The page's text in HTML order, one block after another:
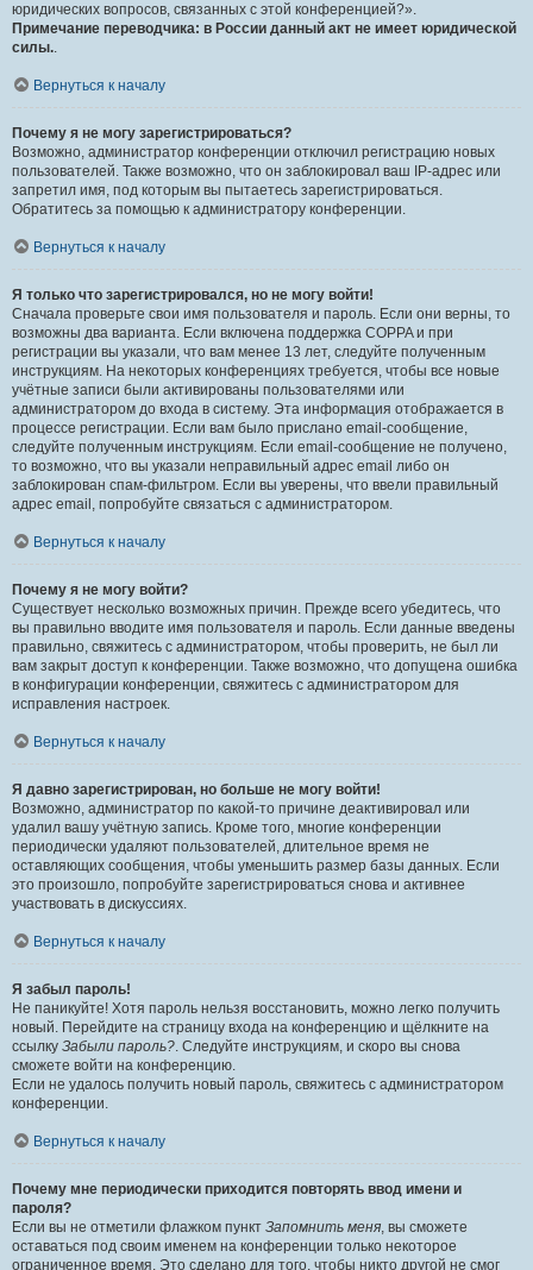
юридических вопросов, связанных с этой конференцией?».
Примечание переводчика: в России данный акт не имеет юридической
силы..
Вернуться к началу
Почему я не могу зарегистрироваться?
Возможно, администратор конференции отключил регистрацию новых
пользователей. Также возможно, что он заблокировал ваш IP-адрес или
запретил имя, под которым вы пытаетесь зарегистрироваться.
Обратитесь за помощью к администратору конференции.
Вернуться к началу
Я только что зарегистрировался, но не могу войти!
Сначала проверьте свои имя пользователя и пароль. Если они верны, то
возможны два варианта. Если включена поддержка COPPA и при
регистрации вы указали, что вам менее 13 лет, следуйте полученным
инструкциям. На некоторых конференциях требуется, чтобы все новые
учётные записи были активированы пользователями или
администратором до входа в систему. Эта информация отображается в
процессе регистрации. Если вам было прислано email-сообщение,
следуйте полученным инструкциям. Если email-сообщение не получено,
то возможно, что вы указали неправильный адрес email либо он
заблокирован спам-фильтром. Если вы уверены, что ввели правильный
адрес email, попробуйте связаться с администратором.
Вернуться к началу
Почему я не могу войти?
Существует несколько возможных причин. Прежде всего убедитесь, что
вы правильно вводите имя пользователя и пароль. Если данные введены
правильно, свяжитесь с администратором, чтобы проверить, не был ли
вам закрыт доступ к конференции. Также возможно, что допущена ошибка
в конфигурации конференции, свяжитесь с администратором для
исправления настроек.
Вернуться к началу
Я давно зарегистрирован, но больше не могу войти!
Возможно, администратор по какой-то причине деактивировал или
удалил вашу учётную запись. Кроме того, многие конференции
периодически удаляют пользователей, длительное время не
оставляющих сообщения, чтобы уменьшить размер базы данных. Если
это произошло, попробуйте зарегистрироваться снова и активнее
участвовать в дискуссиях.
Вернуться к началу
Я забыл пароль!
Не паникуйте! Хотя пароль нельзя восстановить, можно легко получить
новый. Перейдите на страницу входа на конференцию и щёлкните на
ссылку Забыли пароль?. Следуйте инструкциям, и скоро вы снова
сможете войти на конференцию.
Если не удалось получить новый пароль, свяжитесь с администратором
конференции.
Вернуться к началу
Почему мне периодически приходится повторять ввод имени и
пароля?
Если вы не отметили флажком пункт Запомнить меня, вы сможете
оставаться под своим именем на конференции только некоторое
ограниченное время. Это сделано для того, чтобы никто другой не смог